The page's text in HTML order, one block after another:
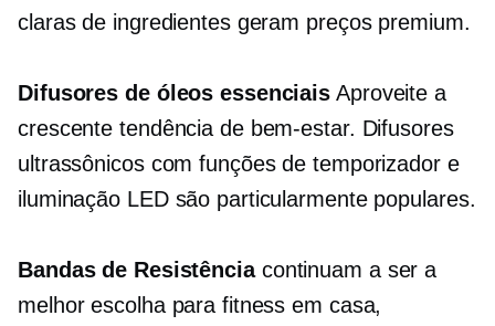
claras de ingredientes geram preços premium.
Difusores de óleos essenciais Aproveite a
crescente tendência de bem-estar. Difusores
ultrassônicos com funções de temporizador e
iluminação LED são particularmente populares.
Bandas de Resistênciacontinuam a ser a
melhor escolha para fitness em casa,